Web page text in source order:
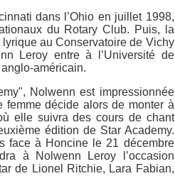
dans l’Ohio en juillet 1998,
du Rotary Club. Puis, la
au Conservatoire de Vichy
Leroy entre à l’Université de
américain.
Nolwenn est impressionnée
femme décide alors de monter à
elle suivra des cours de chant
édition de Star Academy.
face à Honcine le 21 décembre
à Nolwenn Leroy l’occasion
de Lionel Ritchie, Lara Fabian,